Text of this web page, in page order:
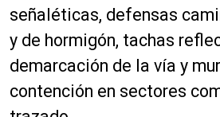
señaléticas, defensas
y de hormigón, tachas
demarcación de la vía y
contención en sectores